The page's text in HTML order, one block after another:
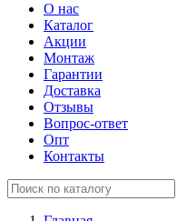
О нас
Каталог
Акции
Монтаж
Гарантии
Доставка
Отзывы
Вопрос-ответ
Опт
Контакты